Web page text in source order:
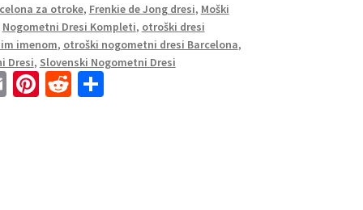
za otroke, Frenkie de Jong dresi, Moški
Nogometni Dresi Kompleti, otroški dresi
imenom, otroški nogometni dresi Barcelona,
Dresi, Slovenski Nogometni Dresi
E Pi R S